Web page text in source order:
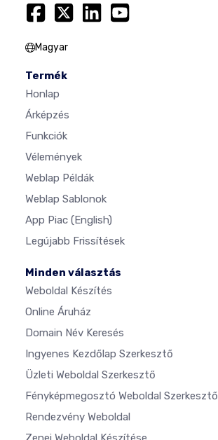
Magyar
Termék
Honlap
Árképzés
Funkciók
Vélemények
Weblap Példák
Weblap Sablonok
App Piac (English)
Legújabb Frissítések
Minden választás
Weboldal Készítés
Online Áruház
Domain Név Keresés
Ingyenes Kezdőlap Szerkesztő
Üzleti Weboldal Szerkesztő
Fényképmegosztó Weboldal Szerkesztő
Rendezvény Weboldal